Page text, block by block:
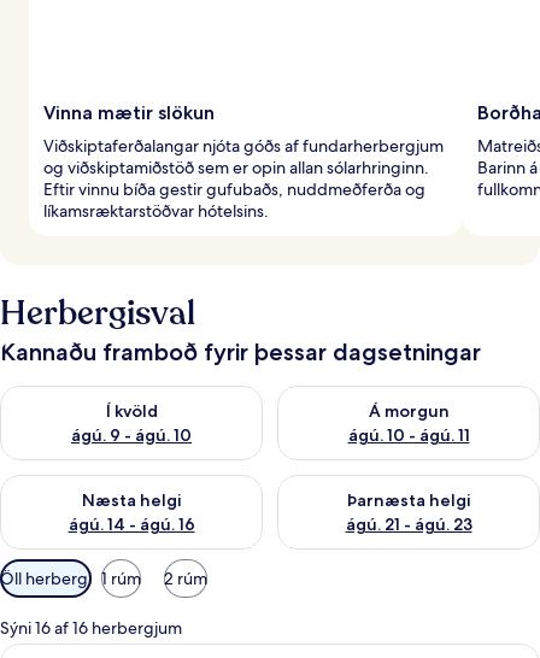
Vinna mætir slökun
Viðskiptaferðalangar njóta góðs af fundarherbergjum
og viðskiptamiðstöð sem er opin allan sólarhringinn.
Eftir vinnu bíða gestir gufubaðs, nuddmeðferða og
líkamsræktarstöðvar hótelsins.
Barinn
Herbergisval
Kannaðu framboð fyrir þessar dagsetningar
Í kvöld
ágú. 9 - ágú. 10
Athuga framboð í kvöld ágú. 9 - ágú. 10
Á morgun
ágú. 10 - ágú. 11
Athuga framboð á morgun
Næsta helgi
ágú. 14 - ágú. 16
Athuga framboð næstu helgi ágú. 14 - ágú. 16
Þarnæsta helgi
ágú. 21 - ágú. 23
Athuga framboð þarnæstu
Síur
í
boði
fyrir
Öll herbergi 1 rúm 2 rúm
Sýni 16 af 16 herbergjum
Rúmföt af bestu gerð, dúnsængur,